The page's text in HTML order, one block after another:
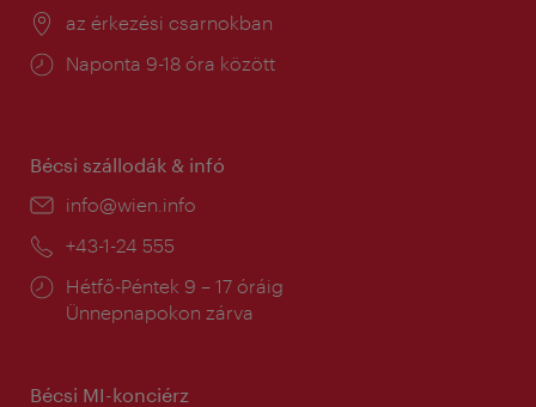
Helyszín:
az érkezési csarnokban
Nyitva
Naponta 9-18 óra között
Bécsi szállodák & infó
E-
info@wien.info
Telefon:
+43-1-24 555
Nyitva
tartás:
Hétfő-Péntek 9 – 17 óráig
Ünnepnapokon zárva
Bécsi MI-konciérz